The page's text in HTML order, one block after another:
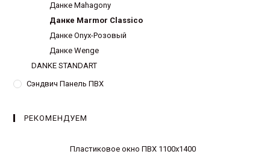
Данке Mahagony
Данке Marmor Classico
Данке Onyx-Розовый
Данке Wenge
DANKE STANDART
Сэндвич Панель ПВХ
РЕКОМЕНДУЕМ
Пластиковое окно ПВХ 1100х1400